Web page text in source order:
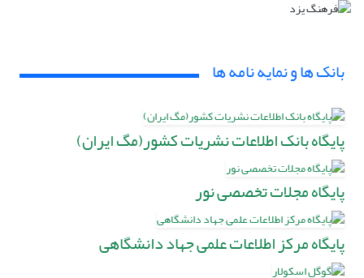
بانک ها و نمایه نامه ها
پایگاه بانک اطلاعات نشریات کشور(مگ ایران)
پایگاه مجلات تخصصی نور
پایگاه مرکز اطلاعات علمی جهاد دانشگاهی